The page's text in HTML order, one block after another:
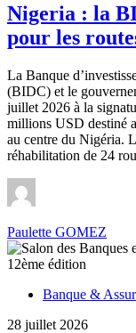
Nigeria : la
pour les
La Banque
(BIDC) et le
juillet 2026 à la
millions USD destiné
au centre du Nigéria.
réhabilitation de 24
Paulette GOMEZ
Banque &
28 juillet 2026